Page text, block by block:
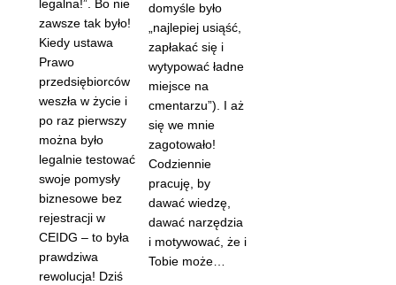
legalna!”. Bo nie
zawsze tak było!
Kiedy ustawa
Prawo
przedsiębiorców
weszła w życie i
po raz pierwszy
można było
legalnie testować
swoje pomysły
biznesowe bez
rejestracji w
CEIDG – to była
prawdziwa
rewolucja! Dziś
domyśle było
„najlepiej usiąść,
zapłakać się i
wytypować ładne
miejsce na
cmentarzu”). I aż
się we mnie
zagotowało!
Codziennie
pracuję, by
dawać wiedzę,
dawać narzędzia
i motywować, że i
Tobie może…